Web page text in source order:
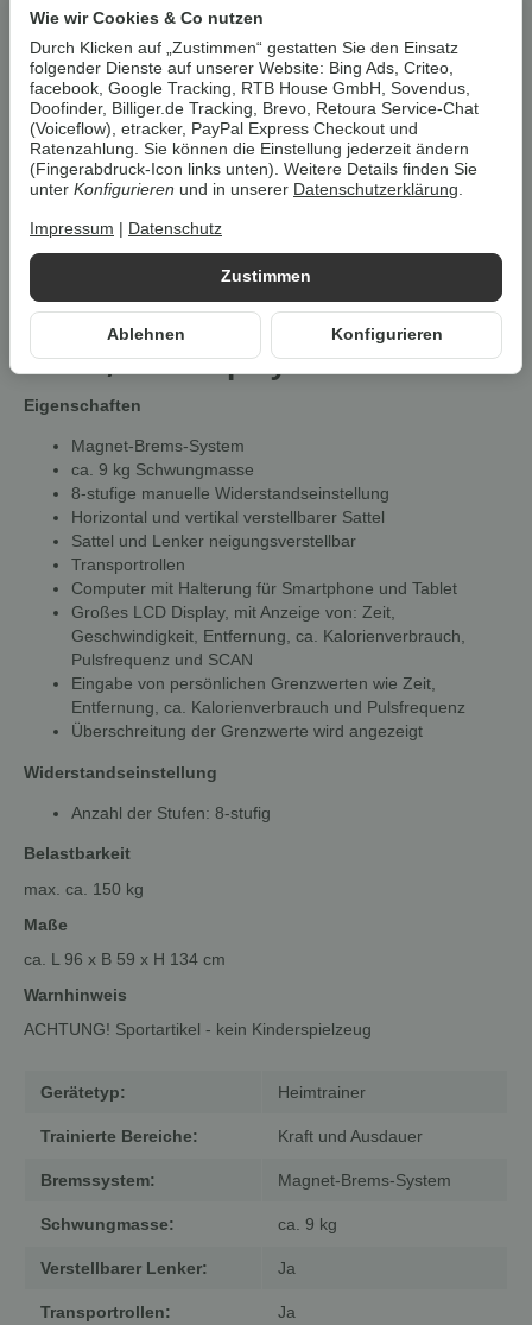
Artikelnummer: 4044163021089Z8-2326
HAN:100328502001
Kategorie:Fitness & Training
Beschreibung
Umverpackungen. Wenn immer es möglich ist, versenden wir Ihre
Bestellung imOriginalkarton des Herstellers.
Christopeit Heimtrainer »AL
1000«, LCD Display
Eigenschaften
Magnet-Brems-System
ca. 9 kg Schwungmasse
8-stufige manuelle Widerstandseinstellung
Horizontal und vertikal verstellbarer Sattel
Sattel und Lenker neigungsverstellbar
Transportrollen
Computer mit Halterung für Smartphone und Tablet
Großes LCD Display, mit Anzeige von: Zeit,
Geschwindigkeit, Entfernung, ca. Kalorienverbrauch,
Pulsfrequenz und SCAN
Eingabe von persönlichen Grenzwerten wie Zeit,
Entfernung, ca. Kalorienverbrauch und Pulsfrequenz
Überschreitung der Grenzwerte wird angezeigt
Widerstandseinstellung
Anzahl der Stufen: 8-stufig
Belastbarkeit
max. ca. 150 kg
Maße
ca. L 96 x B 59 x H 134 cm
Warnhinweis
ACHTUNG! Sportartikel - kein Kinderspielzeug
Gerätetyp: Heimtrainer
Trainierte Bereiche: Kraft und Ausdauer
Bremssystem: Magnet-Brems-System
Schwungmasse: ca. 9 kg
Verstellbarer Lenker: Ja
Transportrollen: Ja
Zustimmen
Ablehnen Konfigurieren
Wie wir Cookies & Co nutzen
Durch Klicken auf „Zustimmen“ gestatten Sie den Einsatz
folgender Dienste auf unserer Website: Bing Ads, Criteo,
facebook, Google Tracking, RTB House GmbH, Sovendus,
Doofinder, Billiger.de Tracking, Brevo, Retoura Service-Chat
(Voiceflow), etracker, PayPal Express Checkout und
Ratenzahlung. Sie können die Einstellung jederzeit ändern
(Fingerabdruck-Icon links unten). Weitere Details finden Sie
unter Konfigurieren und in unserer Datenschutzerklärung.
Impressum Datenschutz